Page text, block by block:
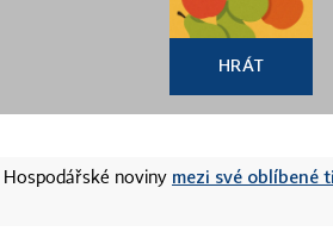
HRÁT
Hospodářské noviny mezi své oblíbené